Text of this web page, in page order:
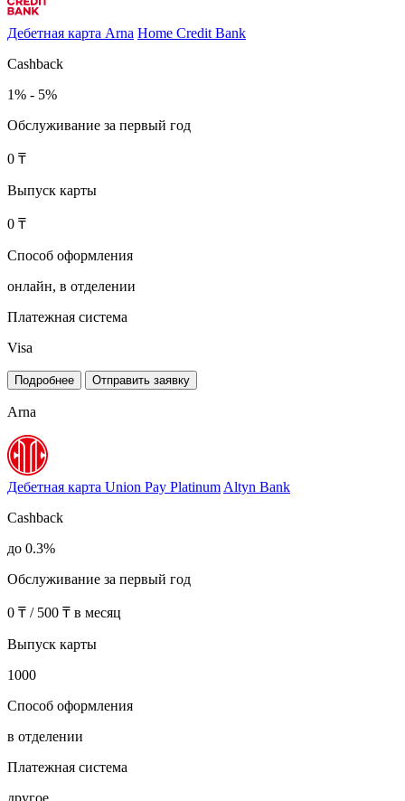
Дебетная карта Arna Home Credit Bank
Cashback
1% - 5%
Обслуживание за первый год
0 ₸
Выпуск карты
0 ₸
Способ оформления
онлайн, в отделении
Платежная система
Visa
Подробнее Отправить заявку
Arna
Дебетная карта Union Pay PlatinumAltyn Bank
Cashback
до 0.3%
Обслуживание за первый год
0 ₸ / 500 ₸ в месяц
Выпуск карты
1000
Способ оформления
в отделении
Платежная система